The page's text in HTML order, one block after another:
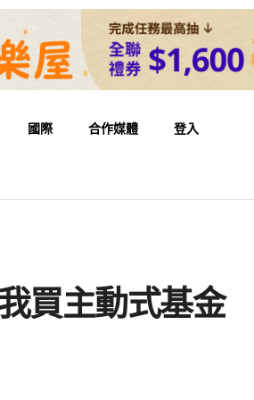
國際 合作媒體 登入
買主動式基金